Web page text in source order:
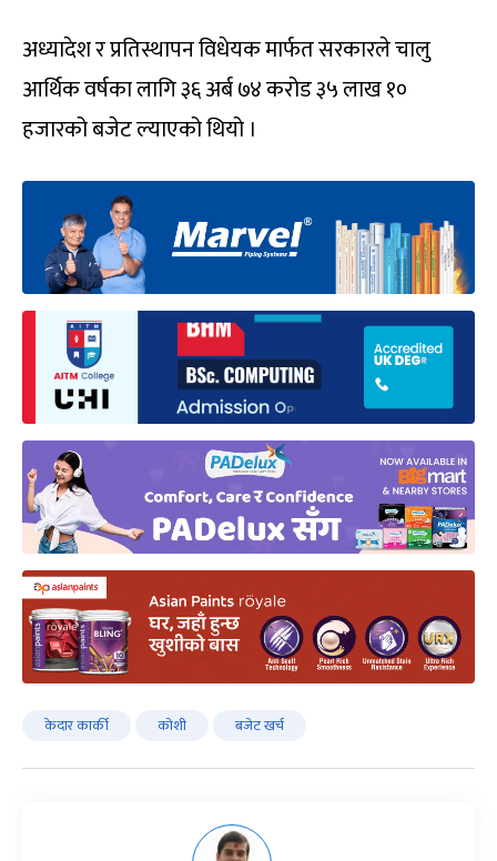
अध्यादेश र प्रतिस्थापन विधेयक मार्फत सरकारले चालु
आर्थिक वर्षका लागि ३६ अर्ब ७४ करोड ३५ लाख १०
हजारको बजेट ल्याएको थियो ।
केदार कार्की कोशी बजेट खर्च